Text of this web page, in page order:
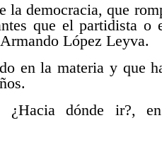
la democracia, que
que el partidista o
López Leyva.
en la materia y que
¿Hacia dónde ir?,